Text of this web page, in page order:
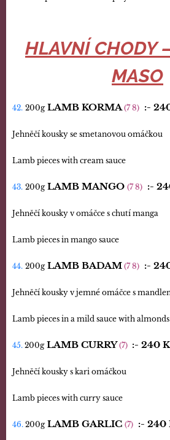
HLAVNÍ CHODY
MASO
42. 200g LAMB KORMA(7 8) :-
Jehněčí kousky se smetanovou omáčkou
Lamb pieces with cream sauce
43. 200g LAMB MANGO (7 8) :-
Jehněčí kousky v omáčce s chutí manga
Lamb pieces in mango sauce
44. 200g LAMB BADAM (7 8) :-
Jehněčí kousky v jemné omáčce s
Lamb pieces in a mild sauce with
45. 200g LAMB CURRY(7) :- 240
Jehněčí kousky s kari omáčkou
Lamb pieces with curry sauce
46. 200g LAMB GARLIC (7) :- 240